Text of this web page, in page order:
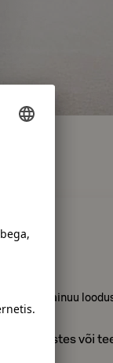
Kainuu
rajatistes või